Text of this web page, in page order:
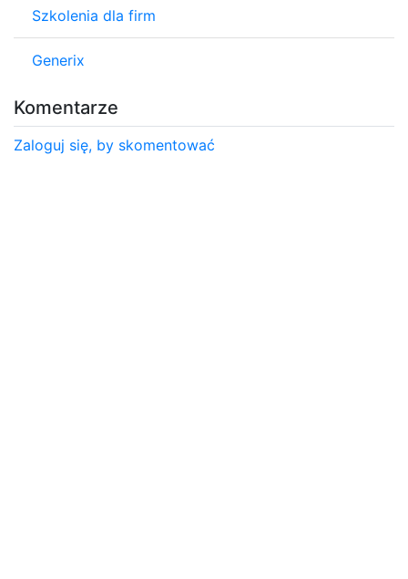
Szkolenia dla firm
Generix
Komentarze
Zaloguj się, by skomentować